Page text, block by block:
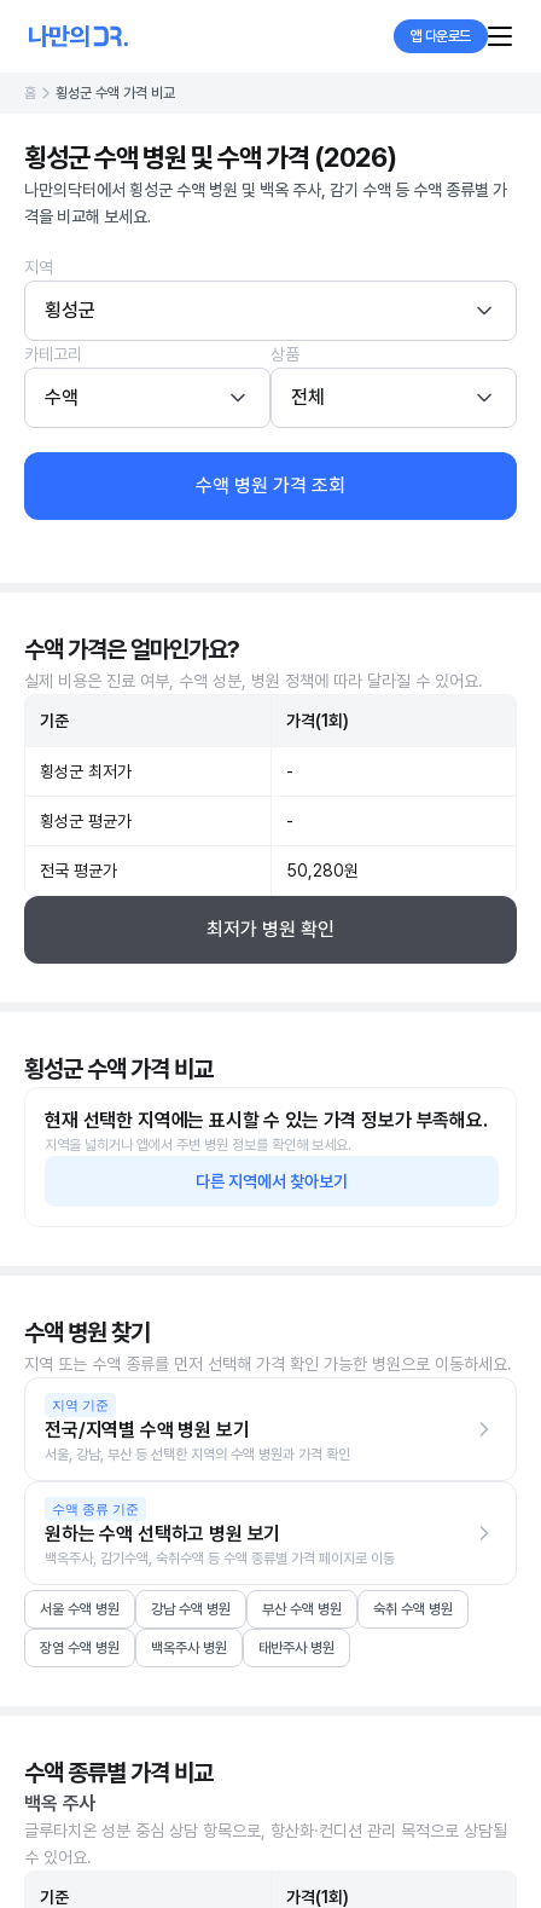
앱 다운로드
홈 횡성군 수액 가격 비교
횡성군 수액 병원 및 수액 가격 (2026)
나만의닥터에서 횡성군 수액 병원 및 백옥 주사, 감기 수액 등 수액 종류별 가
격을 비교해 보세요.
지역
횡성군
카테고리
수액
상품
전체
수액 병원 가격 조회
수액 가격은 얼마인가요?
실제 비용은 진료 여부, 수액 성분, 병원 정책에 따라 달라질 수 있어요.
기준 가격(1회)
횡성군 최저가 -
횡성군 평균가 -
전국 평균가 50,280원
최저가 병원 확인
횡성군 수액 가격 비교
현재 선택한 지역에는 표시할 수 있는 가격 정보가 부족해요.
지역을 넓히거나 앱에서 주변 병원 정보를 확인해 보세요.
다른 지역에서 찾아보기
수액 병원 찾기
지역 또는 수액 종류를 먼저 선택해 가격 확인 가능한 병원으로 이동하세요.
지역 기준
전국/지역별 수액 병원 보기
서울, 강남, 부산 등 선택한 지역의 수액 병원과 가격 확인
수액 종류 기준
원하는 수액 선택하고 병원 보기
백옥주사, 감기수액, 숙취수액 등 수액 종류별 가격 페이지로 이동
서울 수액 병원 강남 수액 병원 부산 수액 병원 숙취 수액 병원
장염 수액 병원 백옥주사 병원 태반주사 병원
수액 종류별 가격 비교
백옥 주사
글루타치온 성분 중심 상담 항목으로, 항산화·컨디션 관리 목적으로 상담될
수 있어요.
기준 가격(1회)